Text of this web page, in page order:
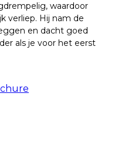
waardoor
verliep. Hij nam de
en dacht goed
als je voor het eerst